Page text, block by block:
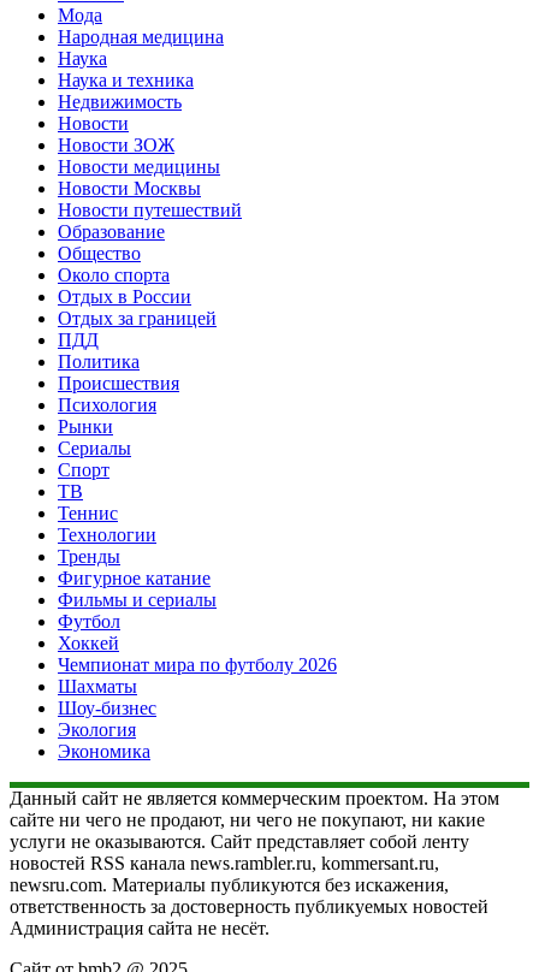
Мода
Народная медицина
Наука
Наука и техника
Недвижимость
Новости
Новости ЗОЖ
Новости медицины
Новости Москвы
Новости путешествий
Образование
Общество
Около спорта
Отдых в России
Отдых за границей
ПДД
Политика
Происшествия
Психология
Рынки
Сериалы
Спорт
ТВ
Теннис
Технологии
Тренды
Фигурное катание
Фильмы и сериалы
Футбол
Хоккей
Чемпионат мира по футболу 2026
Шахматы
Шоу-бизнес
Экология
Экономика
Данный сайт не является коммерческим проектом. На этом
сайте ни чего не продают, ни чего не покупают, ни какие
услуги не оказываются. Сайт представляет собой ленту
новостей RSS канала news.rambler.ru, kommersant.ru,
newsru.com. Материалы публикуются без искажения,
ответственность за достоверность публикуемых новостей
Администрация сайта не несёт.